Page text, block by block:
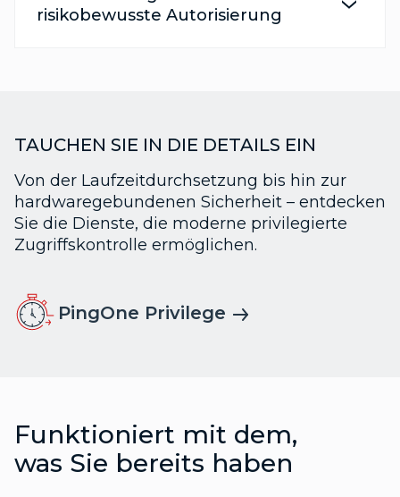
risikobewusste Autorisierung
TAUCHEN SIE IN DIE DETAILS EIN
Von der Laufzeitdurchsetzung bis hin zur
hardwaregebundenen Sicherheit – entdecken
Sie die Dienste, die moderne privilegierte
Zugriffskontrolle ermöglichen.
PingOne Privilege
Funktioniert mit dem,
was Sie bereits haben